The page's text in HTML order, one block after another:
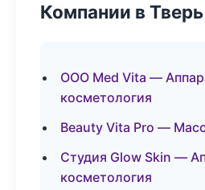
Компании в Тверь
ООО Med Vita —
косметология
Beauty Vita Pro —
Студия Glow Skin —
косметология